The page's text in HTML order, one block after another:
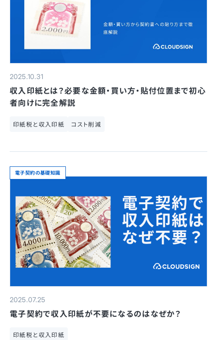
2025.10.31
収入印紙とは？必要な金額・買い方・貼付位置まで初心
者向けに完全解説
印紙税と収入印紙 コスト削減
電子契約の基礎知識
2025.07.25
電子契約で収入印紙が不要になるのはなぜか？
印紙税と収入印紙